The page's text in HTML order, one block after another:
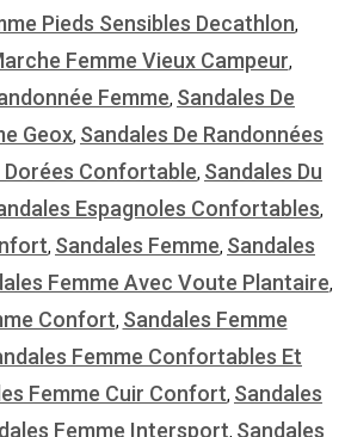
Pieds Sensibles Decathlon,
Femme Vieux Campeur,
Femme, Sandales De
Geox, Sandales De Randonnées
Dorées Confortable, Sandales Du
Espagnoles Confortables,
, Sandales Femme, Sandales
Femme Avec Voute Plantaire,
Confort, Sandales Femme
Femme Confortables Et
Femme Cuir Confort, Sandales
Femme Intersport, Sandales